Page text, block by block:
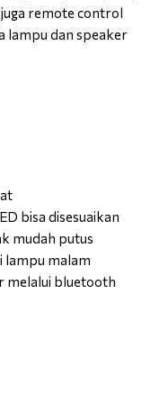
remote control
lampu dan speaker
bisa disesuaikan
mudah putus
lampu malam
melalui bluetooth